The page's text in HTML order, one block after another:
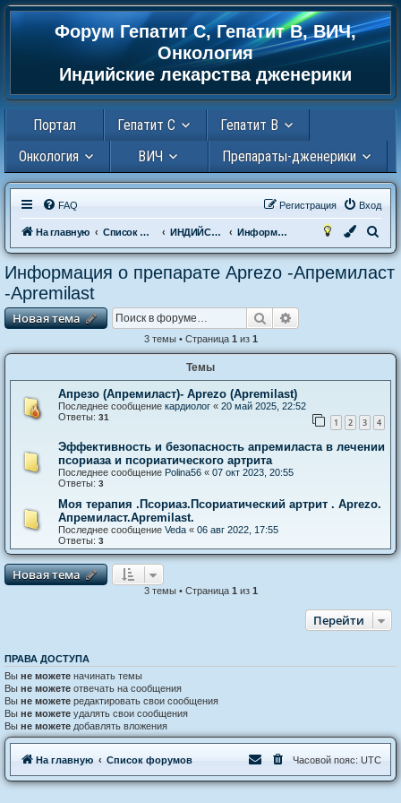
РегистрацияФорум Гепатит С, Гепатит В, ВИЧ,
Онкология
Индийские лекарства дженерики
Портал Гепатит С
Гепатит В
Онкология
ВИЧ Препараты-дженерики
FAQ Вход
Регистрация
На главную Список форумов ИНДИЙСКИЕ ПРЕПАРАТЫ (ДЖЕНЕРИКИ) Информация о препарате Aprezo -Апремиласт -Аpremilast
о
и
Информация о препарате Aprezo -Апремиласт
-Аpremilast
Новая тема
Новаятема Поиск
3 темы • Страница 1 из 1
Темы
Апрезо (Апремиласт)- Aprezo (Аpremilast)
Последнее сообщение кардиолог « 20 май 2025, 22:52
Ответы: 31 1 2 3 4
Эффективность и безопасность апремиласта в лечении
псориаза и псориатического артрита
Последнее сообщение Polina56 « 07 окт 2023, 20:55
Ответы: 3
Моя терапия .Псориаз.Псориатический артрит . Aprezo.
Апремиласт.Apremilast.
Последнее сообщение Veda « 06 авг 2022, 17:55
Ответы: 3
Новая тема
Новаятема
3 темы • Страница 1 из 1
Перейти
ПРАВА ДОСТУПА
Вы не можете начинать темы
Вы не можете отвечать на сообщения
Вы не можете редактировать свои сообщения
Вы не можете удалять свои сообщения
Вы не можете добавлять вложения
На главную Список форумов Часовой пояс: UTC